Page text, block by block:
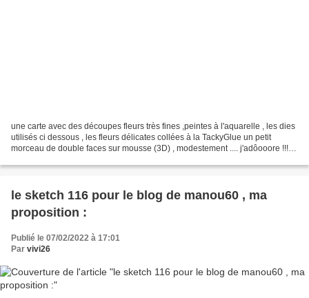
une carte avec des découpes fleurs très fines ,peintes à l'aquarelle , les dies
utilisés ci dessous , les fleurs délicates collées à la TackyGlue un petit
morceau de double faces sur mousse (3D) , modestement .... j'adôooore !!!!!
le sketch 116 pour le blog de manou60 , ma
proposition :
Publié le 07/02/2022 à 17:01
Par vivi26